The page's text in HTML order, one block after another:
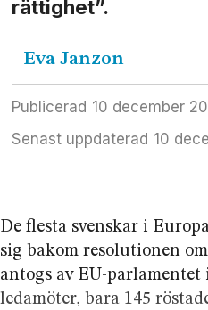
rättighet”.
Eva Janzon
Publicerad
10 december
Senast uppdaterad
10
De flesta svenskar i
sig bakom resolutionen
antogs av EU-parlamentet
ledamöter, bara 145